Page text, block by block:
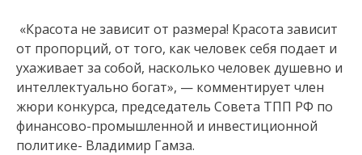
«Красота не зависит от размера! Красота зависит
от пропорций, от того, как человек себя подает и
ухаживает за собой, насколько человек душевно и
интеллектуально богат», — комментирует член
жюри конкурса, председатель Совета ТПП РФ по
финансово-промышленной и инвестиционной
политике- Владимир Гамза.